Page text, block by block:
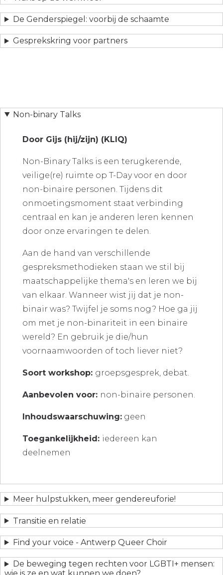
De Genderspiegel: voorbij de schaamte
Gesprekskring voor partners
Non-binary Talks
Door Gijs (hij/zijn) (KLIQ)
Non-Binary Talks is een terugkerende,
veilige(re) ruimte op T-Day voor en door
non-binaire personen. Tijdens dit
onmoetingsmoment staat verbinding
centraal en kan je anderen leren kennen
door onze ervaringen te delen.
Aan de hand van verschillende
gespreksmethodieken staan we stil bij
maatschappelijke thema's en leren we bij
van elkaar. Wanneer wist jij dat je non-
binair was? Twijfel je soms nog? Hoe ga jij
om met je non-binariteit in een binaire
wereld? En gebruik je die/hun
voornaamwoorden of toch liever niet?
Soort workshop: groepsgesprek, debat.
Aanbevolen voor: non-binaire personen.
Inhoudswaarschuwing:geen
Toegankelijkheid: iedereen kan
deelnemen
Meer hulpstukken, meer gendereuforie!
Transitie en relatie
Find your voice - Antwerp Queer Choir
De beweging tegen rechten voor LGBTI+ mensen: